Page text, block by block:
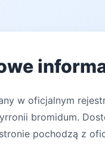
w oficjalnym
bromidum.
pochodzą z